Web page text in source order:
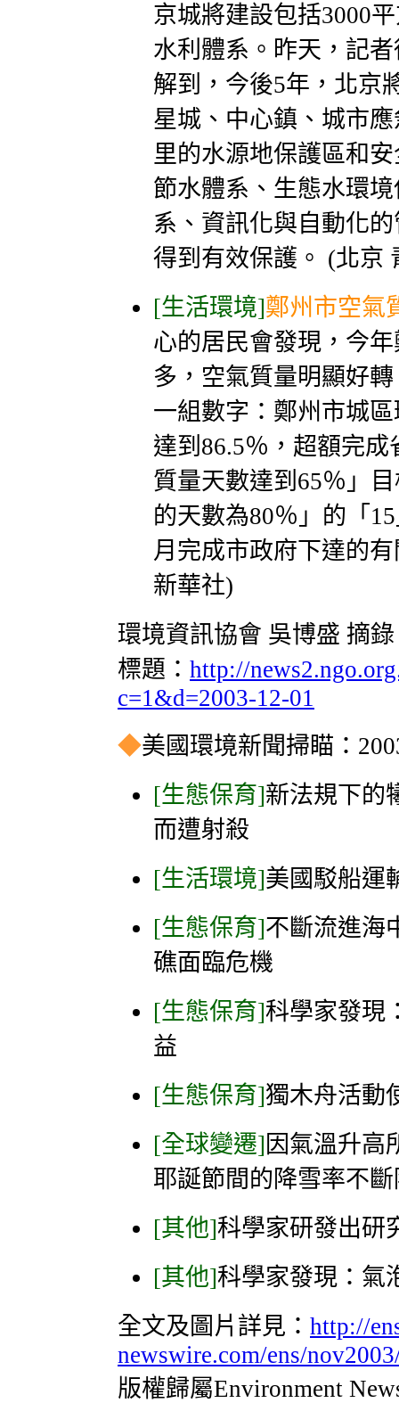
京城將建設包括3000
水利體系。昨天，記
解到，今後5年，北京
星城、中心鎮、城市
里的水源地保護區和
節水體系、生態水環
系、資訊化與自動化
得到有效保護。 (北京
[生活環境]鄭州市空氣
心的居民會發現，今
多，空氣質量明顯好
一組數字：鄭州市城
達到86.5％，超額完
質量天數達到65％」
的天數為80％」的「
月完成市政府下達的
新華社)
環境資訊協會 吳博盛 摘錄
標題： http://
c=1&d=2003-12-01
◆美國環境新聞掃瞄：
[生態保育]新法規下的
而遭射殺
[生活環境]美國駁船運
[生態保育]不斷流進海
礁面臨危機
[生態保育]科學家發現
益
[生態保育]獨木舟活動
[全球變遷] 因氣溫升高
耶誕節間的降雪率不
[其他]科學家研發出研
[其他]科學家發現：氣
全文及圖片詳見： http://
newswire.com/ens/
版權歸屬Environment